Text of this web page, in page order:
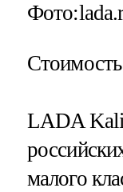
Стоимость
LADA
малого